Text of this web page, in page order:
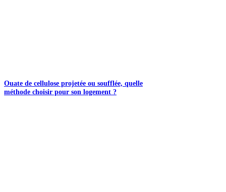
Ouate de cellulose projetée ou soufflée, quelle
méthode choisir pour son logement ?